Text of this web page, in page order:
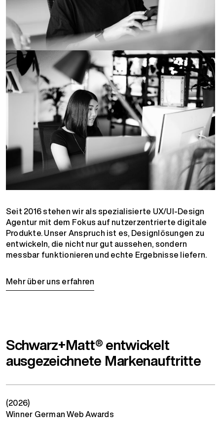
Seit 2016 stehen wir als spezialisierte UX/UI-Design
Agentur mit dem Fokus auf nutzerzentrierte digitale
Produkte. Unser Anspruch ist es, Designlösungen zu
entwickeln, die nicht nur gut aussehen, sondern
messbar funktionieren und echte Ergebnisse liefern.
Mehr über uns erfahren
Schwarz+Matt® entwickelt
ausgezeichnete Markenauftritte
(2026)
Winner German Web Awards